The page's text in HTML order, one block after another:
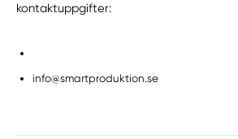
kontaktuppgifter:
info@smartproduktion.se